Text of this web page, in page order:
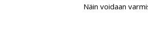
Näin voidaan